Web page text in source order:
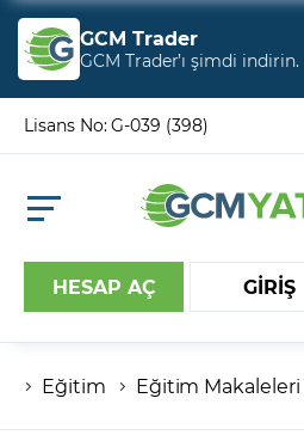
GCM Trader
GCM Trader’ı şimdi indirin.
Lisans No: G-039 (398)
HESAP AÇ GİRİŞ
Hesap numaranız
Eğitim Eğitim Makaleleri